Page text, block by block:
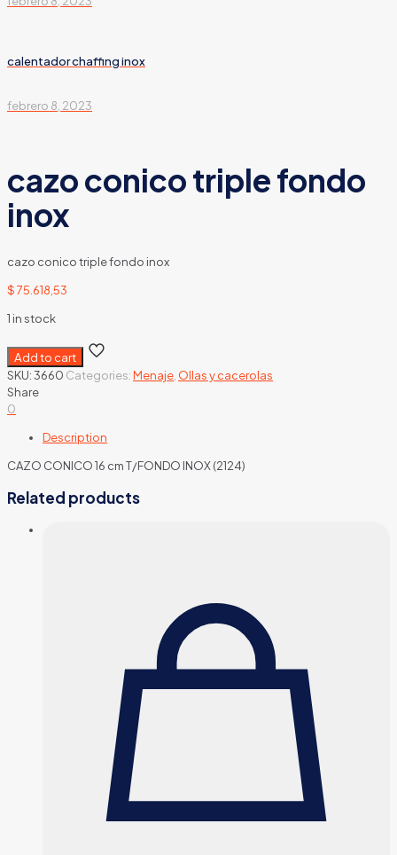
calentador chaffing inox
febrero 8, 2023
cazo conico triple fondo
inox
cazo conico triple fondo inox
$75.618,53
1 in stock
Add to cart
SKU:3660 Categories:Menaje Ollas y cacerolas
Share
0
Description
CAZO CONICO 16 cm T/FONDO INOX (2124)
Related products